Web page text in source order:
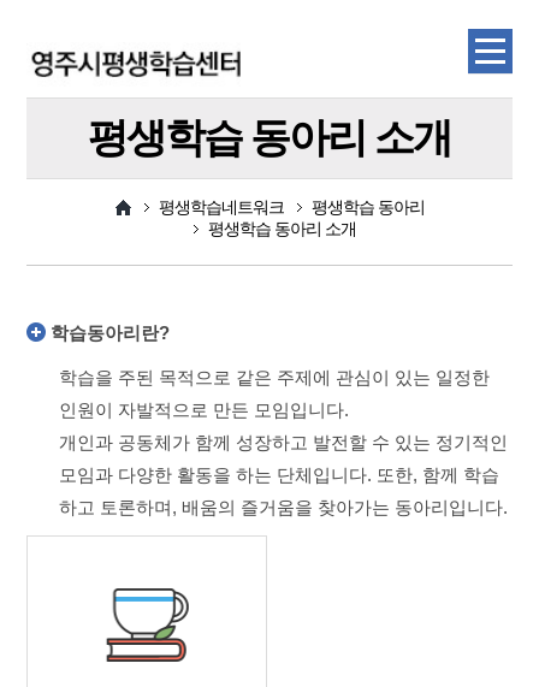
평생학습 동아리 소개
평생학습네트워크
평생학습 동아리
평생학습 동아리 소개
학습동아리란?
학습을 주된 목적으로 같은 주제에 관심이 있는 일정한
인원이 자발적으로 만든 모임입니다.
개인과 공동체가 함께 성장하고 발전할 수 있는 정기적인
모임과 다양한 활동을 하는 단체입니다. 또한, 함께 학습
하고 토론하며, 배움의 즐거움을 찾아가는 동아리입니다.